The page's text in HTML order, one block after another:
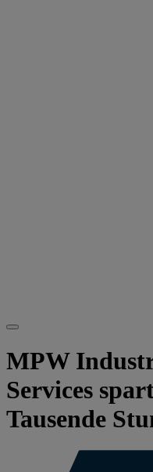
MPW
Services
Tausende